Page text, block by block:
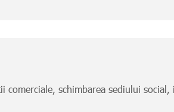
schimbarea sediului